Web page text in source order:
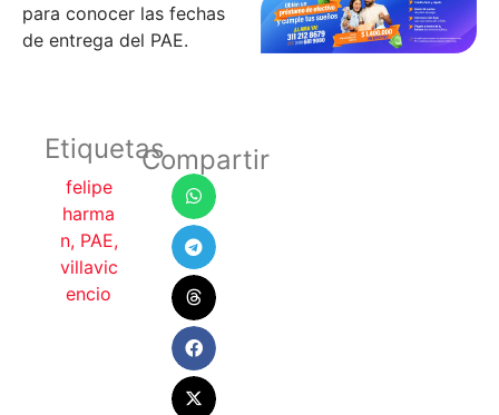
para conocer las fechas
de entrega del PAE.
Etiquetas
felipe
harma
n, PAE,
villavic
encio
Compartir